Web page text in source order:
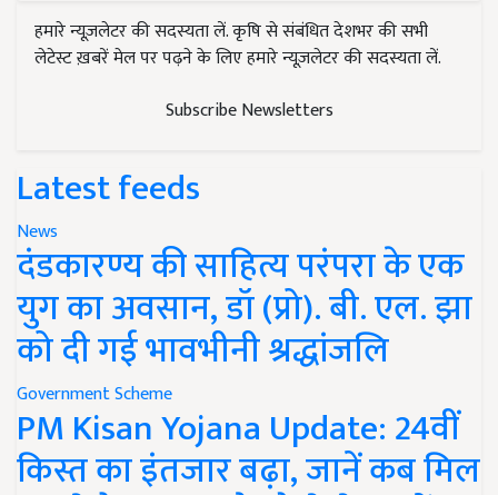
हमारे न्यूज़लेटर की सदस्यता लें. कृषि से संबंधित देशभर की सभी
लेटेस्ट ख़बरें मेल पर पढ़ने के लिए हमारे न्यूज़लेटर की सदस्यता लें.
Subscribe Newsletters
Latest feeds
News
दंडकारण्य की साहित्य परंपरा के एक
युग का अवसान, डॉ (प्रो). बी. एल. झा
को दी गई भावभीनी श्रद्धांजलि
Government Scheme
PM Kisan Yojana Update: 24वीं
किस्त का इंतजार बढ़ा, जानें कब मिल